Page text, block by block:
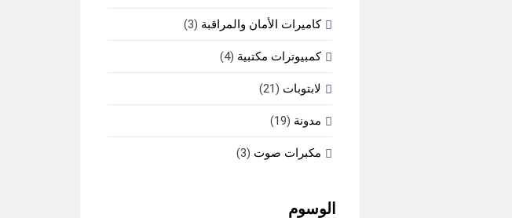
كاميرات الأمان والمراقبة (3)
كمبيوترات مكتبية (4)
لابتوبات (21)
مدونة (19)
مكبرات صوت (3)
الوسوم